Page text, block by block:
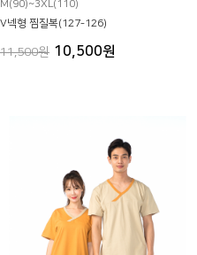
M(90)~3XL(110)
V넥형 찜질복(127-126)
11,500원 10,500원